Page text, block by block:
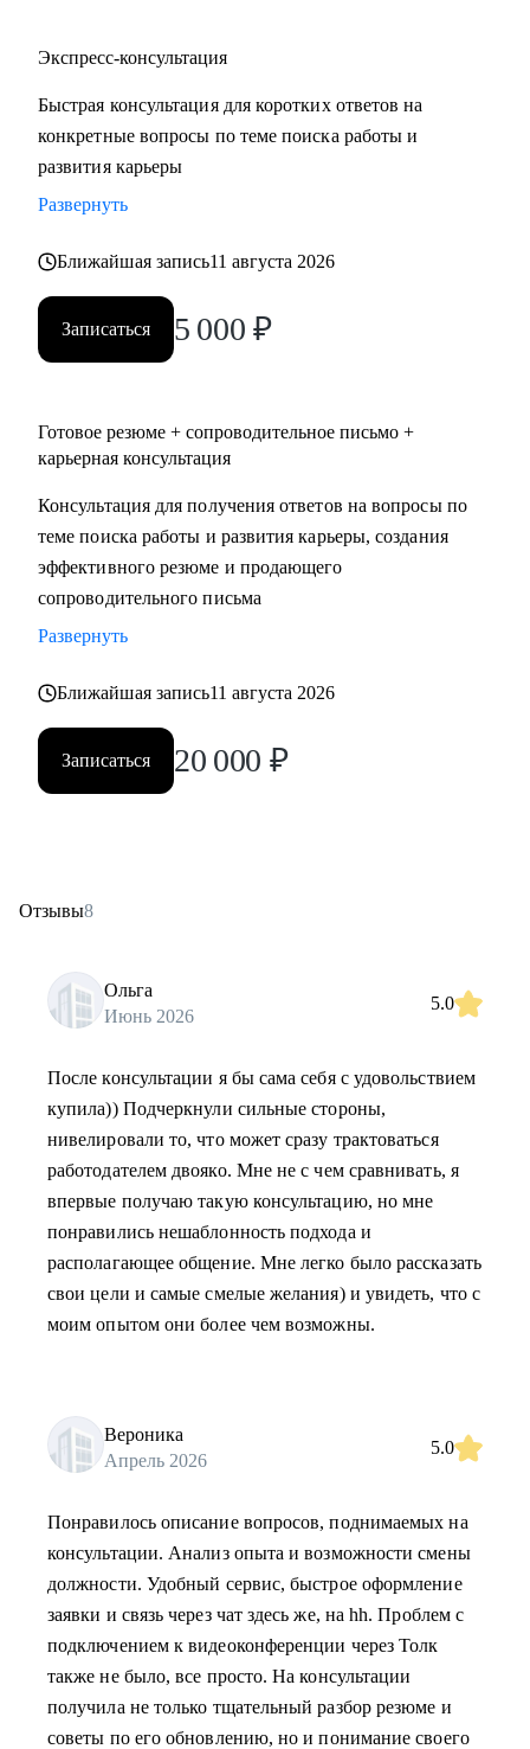
Экспресс-консультация
Быстрая консультация для коротких ответов на
конкретные вопросы по теме поиска работы и
развития карьеры
Развернуть
Ближайшая запись11 августа 2026
Записаться 5 000 ₽
Готовое резюме + сопроводительное письмо +
карьерная консультация
Консультация для получения ответов на вопросы по
теме поиска работы и развития карьеры, создания
эффективного резюме и продающего
сопроводительного письма
Развернуть
Ближайшая запись11 августа 2026
Записаться 20 000 ₽
Отзывы8
Ольга
Июнь 2026
5.0
После консультации я бы сама себя с удовольствием
купила)) Подчеркнули сильные стороны,
нивелировали то, что может сразу трактоваться
работодателем двояко. Мне не с чем сравнивать, я
впервые получаю такую консультацию, но мне
понравились нешаблонность подхода и
располагающее общение. Мне легко было рассказать
свои цели и самые смелые желания) и увидеть, что с
моим опытом они более чем возможны.
Вероника
Апрель 2026
5.0
Понравилось описание вопросов, поднимаемых на
консультации. Анализ опыта и возможности смены
должности. Удобный сервис, быстрое оформление
заявки и связь через чат здесь же, на hh. Проблем с
подключением к видеоконференции через Толк
также не было, все просто. На консультации
получила не только тщательный разбор резюме и
советы по его обновлению, но и понимание своего